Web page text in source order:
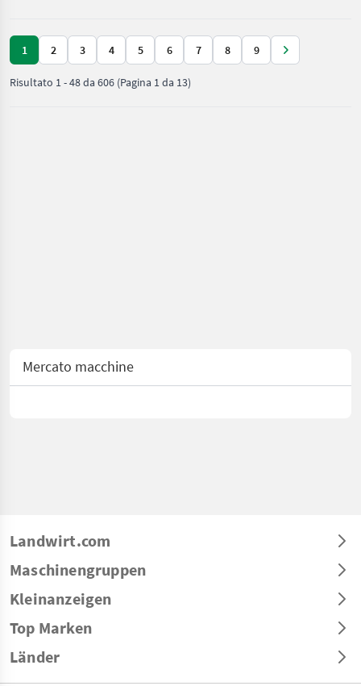
1 2 3 4 5 6 7 8 9
Risultato 1-48da 606 (Pagina 1 da 13)
Mercato macchine
Landwirt.com
Maschinengruppen
Kleinanzeigen
Top Marken
Länder